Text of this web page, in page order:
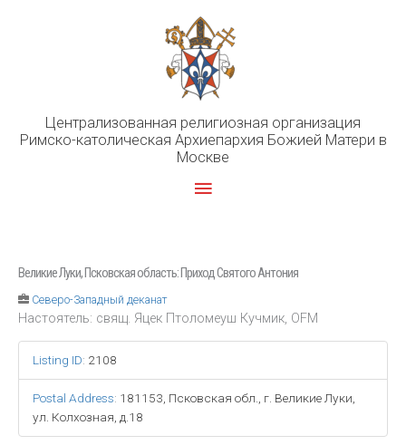
Централизованная религиозная организация
Римско-католическая Архиепархия Божией Матери в
Москве
Главное
Великие Луки, Псковская область: Приход Святого Антония
Северо-Западный деканат
Настоятель: свящ. Яцек Птоломеуш Кучмик, OFM
Listing ID: 2108
Postal Address: 181153, Псковская обл., г. Великие Луки,
ул. Колхозная, д.18